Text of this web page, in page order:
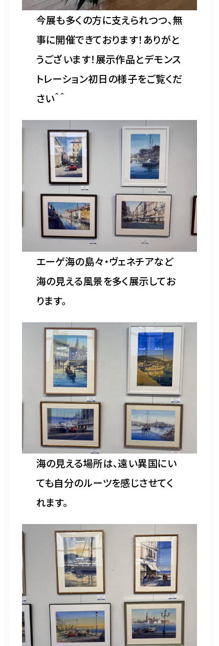
今展も多くの方に支えられつつ、無
事に開催できております！ありがと
うございます！展示作品とデモンス
トレーション初日の様子をご覧くだ
さい＾＾
エーゲ海の島々・ヴェネチアなど
海の見える風景を多く展示してお
ります。
海の見える場所は、遠い異国にい
ても自分のルーツを感じさせてく
れます。